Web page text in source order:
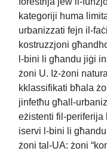
kategoriji huma
urbanizzati fejn il-
kostruzzjoni
l-bini li għandu jiġi
żoni U. Iż-żoni
kklassifikati bħala
jinfetħu għall-
eżistenti fil-
iservi l-bini li
żoni tal-UA: żoni